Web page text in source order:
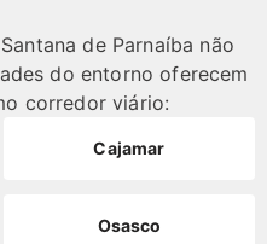
de Parnaíba não
do entorno oferecem
corredor viário:
Cajamar
Osasco